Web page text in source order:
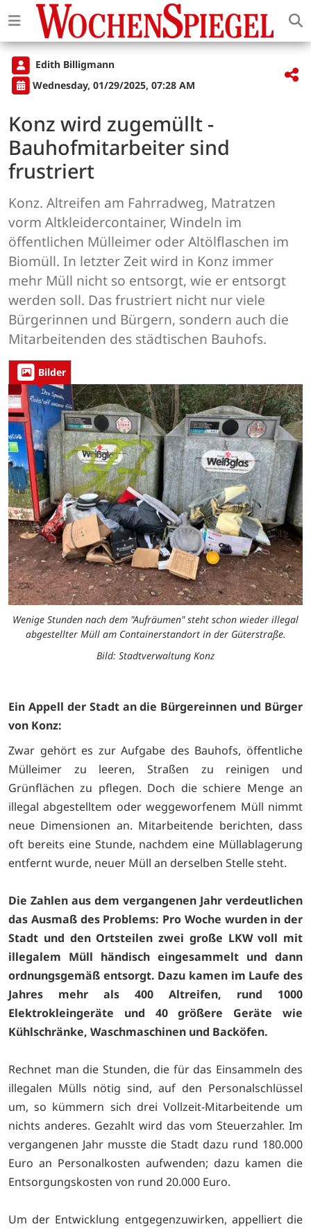
Edith Billigmann
Wednesday, 01/29/2025, 07:28 AM
Konz wird zugemüllt -
Bauhofmitarbeiter sind
frustriert
Konz. Altreifen am Fahrradweg, Matratzen
vorm Altkleidercontainer, Windeln im
öffentlichen Mülleimer oder Altölflaschen im
Biomüll. In letzter Zeit wird in Konz immer
mehr Müll nicht so entsorgt, wie er entsorgt
werden soll. Das frustriert nicht nur viele
Bürgerinnen und Bürgern, sondern auch die
Mitarbeitenden des städtischen Bauhofs.
Bilder
Wenige Stunden nach dem "Aufräumen" steht schon wieder illegal
abgestellter Müll am Containerstandort in der Güterstraße.
Bild: Stadtverwaltung Konz
Ein Appell der Stadt an die Bürgereinnen und Bürger
von Konz:
Zwar gehört es zur Aufgabe des Bauhofs, öffentliche
Mülleimer zu leeren, Straßen zu reinigen und
Grünflächen zu pflegen. Doch die schiere Menge an
illegal abgestelltem oder weggeworfenem Müll nimmt
neue Dimensionen an. Mitarbeitende berichten, dass
oft bereits eine Stunde, nachdem eine Müllablagerung
entfernt wurde, neuer Müll an derselben Stelle steht.
Die Zahlen aus dem vergangenen Jahr verdeutlichen
das Ausmaß des Problems: Pro Woche wurden in der
Stadt und den Ortsteilen zwei große LKW voll mit
illegalem Müll händisch eingesammelt und dann
ordnungsgemäß entsorgt. Dazu kamen im Laufe des
Jahres mehr als 400 Altreifen, rund 1000
Elektrokleingeräte und 40 größere Geräte wie
Kühlschränke, Waschmaschinen und Backöfen.
Rechnet man die Stunden, die für das Einsammeln des
illegalen Mülls nötig sind, auf den Personalschlüssel
um, so kümmern sich drei Vollzeit-Mitarbeitende um
nichts anderes. Gezahlt wird das vom Steuerzahler. Im
vergangenen Jahr musste die Stadt dazu rund 180.000
Euro an Personalkosten aufwenden; dazu kamen die
Entsorgungskosten von rund 20.000 Euro.
Um der Entwicklung entgegenzuwirken, appelliert die